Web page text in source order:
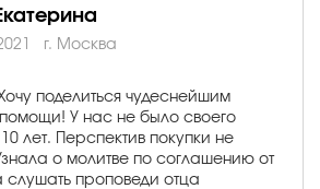
г. Москва
поделиться чудеснейшим
У нас не было своего
лет. Перспектив покупки не
о молитве по соглашению от
слушать проповеди отца